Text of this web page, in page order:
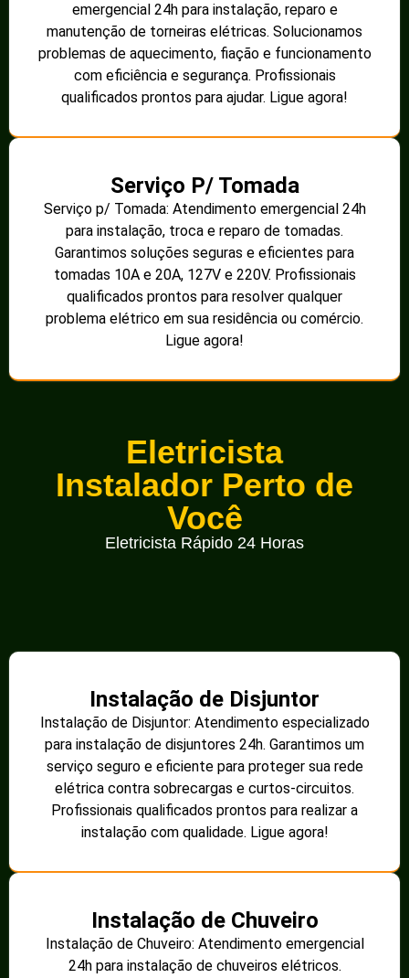
emergencial 24h para instalação, reparo e
manutenção de torneiras elétricas. Solucionamos
problemas de aquecimento, fiação e funcionamento
com eficiência e segurança. Profissionais
qualificados prontos para ajudar. Ligue agora!
Serviço P/ Tomada
Serviço p/ Tomada: Atendimento emergencial 24h
para instalação, troca e reparo de tomadas.
Garantimos soluções seguras e eficientes para
tomadas 10A e 20A, 127V e 220V. Profissionais
qualificados prontos para resolver qualquer
problema elétrico em sua residência ou comércio.
Ligue agora!
Eletricista
Instalador Perto de
Você
Eletricista Rápido 24 Horas
Instalação de Disjuntor
Instalação de Disjuntor: Atendimento especializado
para instalação de disjuntores 24h. Garantimos um
serviço seguro e eficiente para proteger sua rede
elétrica contra sobrecargas e curtos-circuitos.
Profissionais qualificados prontos para realizar a
instalação com qualidade. Ligue agora!
Instalação de Chuveiro
Instalação de Chuveiro: Atendimento emergencial
24h para instalação de chuveiros elétricos.